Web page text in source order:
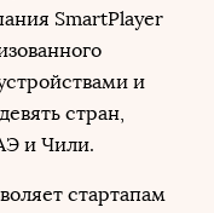
SmartPlayer
и
стран,
и Чили.
стартапам